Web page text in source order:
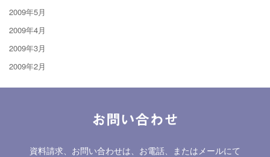
2009年5月
2009年4月
2009年3月
2009年2月
お問い合わせ
資料請求、お問い合わせは、お電話、またはメールにて